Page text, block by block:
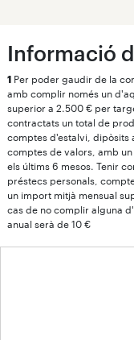
Informació
1 Per poder gaudir de la
amb complir només un
superior a 2.500 € per
contractats un total de
comptes d'estalvi, dipòsits
comptes de valors, amb
els últims 6 mesos. Tenir
préstecs personals,
un import mitjà mensual
cas de no complir alguna
anual serà de 10 €